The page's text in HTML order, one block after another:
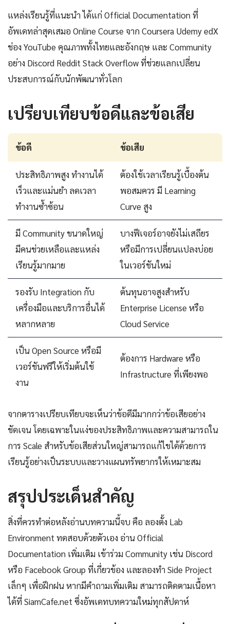
แหล่งเรียนรู้ที่แนะนำ ได้แก่ Official Documentation ที่
อัพเดทล่าสุดเสมอ Online Course จาก Coursera Udemy edX
ช่อง YouTube คุณภาพทั้งไทยและอังกฤษ และ Community
อย่าง Discord Reddit Stack Overflow ที่ช่วยแลกเปลี่ยน
ประสบการณ์กับนักพัฒนาทั่วโลก
เปรียบเทียบข้อดีและข้อเสีย
ข้อดี ข้อเสีย
ประสิทธิภาพสูง ทำงานได้
เร็วและแม่นยำ ลดเวลา
ทำงานซ้ำซ้อน
ต้องใช้เวลาเรียนรู้เบื้องต้น
พอสมควร มี Learning
Curve สูง
มี Community ขนาดใหญ่
มีคนช่วยเหลือและแหล่ง
เรียนรู้มากมาย
บางฟีเจอร์อาจยังไม่เสถียร
หรือมีการเปลี่ยนแปลงบ่อย
ในเวอร์ชันใหม่
รองรับ Integration กับ
เครื่องมือและบริการอื่นได้
หลากหลาย
ต้นทุนอาจสูงสำหรับ
Enterprise License หรือ
Cloud Service
เป็น Open Source หรือมี
เวอร์ชันฟรีให้เริ่มต้นใช้
งาน
ต้องการ Hardware หรือ
Infrastructure ที่เพียงพอ
จากตารางเปรียบเทียบจะเห็นว่าข้อดีมีมากกว่าข้อเสียอย่าง
ชัดเจน โดยเฉพาะในแง่ของประสิทธิภาพและความสามารถใน
การ Scale สำหรับข้อเสียส่วนใหญ่สามารถแก้ไขได้ด้วยการ
เรียนรู้อย่างเป็นระบบและวางแผนทรัพยากรให้เหมาะสม
สรุปประเด็นสำคัญ
สิ่งที่ควรทำต่อหลังอ่านบทความนี้จบ คือ ลองตั้ง Lab
Environment ทดสอบด้วยตัวเอง อ่าน Official
Documentation เพิ่มเติม เข้าร่วม Community เช่น Discord
หรือ Facebook Group ที่เกี่ยวข้อง และลองทำ Side Project
เล็กๆ เพื่อฝึกฝน หากมีคำถามเพิ่มเติม สามารถติดตามเนื้อหา
ได้ที่ SiamCafe.net ซึ่งอัพเดทบทความใหม่ทุกสัปดาห์